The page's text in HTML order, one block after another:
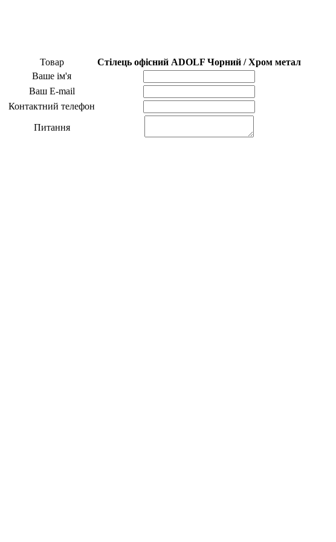
Товар
Стілець офісний ADOLF Чорний / Хром метал
Ваше ім'я
Ваш E-mail
Контактний телефон
Питання